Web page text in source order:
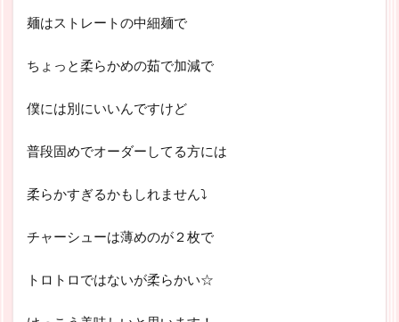
麺はストレートの中細麺で
ちょっと柔らかめの茹で加減で
僕には別にいいんですけど
普段固めでオーダーしてる方には
柔らかすぎるかもしれません⤵
チャーシューは薄めのが２枚で
トロトロではないが柔らかい☆